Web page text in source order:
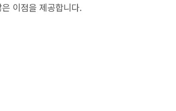
이점을 제공합니다.